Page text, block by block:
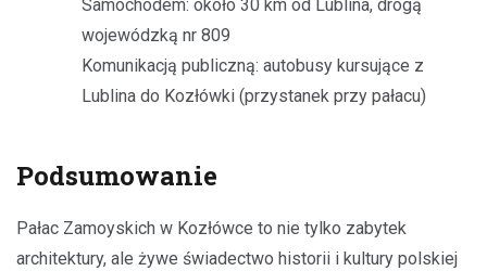
Samochodem: około 30 km od Lublina, drogą
wojewódzką nr 809
Komunikacją publiczną: autobusy kursujące z
Lublina do Kozłówki (przystanek przy pałacu)
Podsumowanie
Pałac Zamoyskich w Kozłówce to nie tylko zabytek
architektury, ale żywe świadectwo historii i kultury polskiej